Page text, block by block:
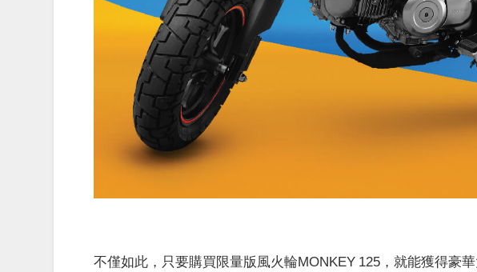
不僅如此，只要購買限量版風火輪MONKEY 125，就能獲得豪